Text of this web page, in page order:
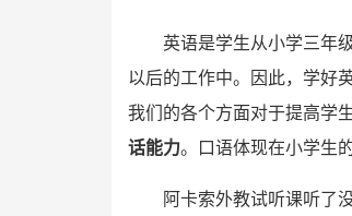
英语是学生从小学三年
以后的工作中。因此，学好
我们的各个方面对于提高学
话能力。口语体现在小学生
阿卡索外教试听课听了